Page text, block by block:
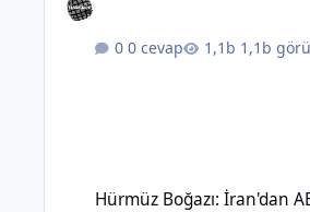
0 cevap 1,1b
Hürmüz Boğazı: İran'dan